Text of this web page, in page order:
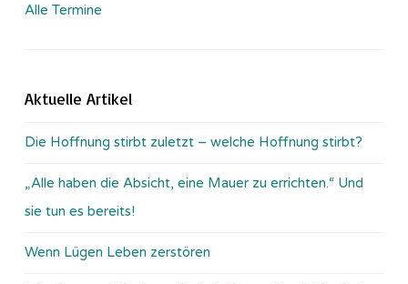
Alle Termine
Aktuelle Artikel
Die Hoffnung stirbt zuletzt – welche Hoffnung stirbt?
„Alle haben die Absicht, eine Mauer zu errichten.“ Und
sie tun es bereits!
Wenn Lügen Leben zerstören